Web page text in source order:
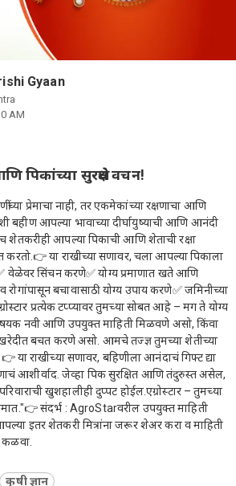
Gyaan
AM
पिकांच्या सुरक्षेचं वचन!
प्रेमाचा नाही, तर एकमेकांच्या रक्षणाचा आणि
आपल्या भावाच्या दीर्घायुष्याची आणि आनंदी
शेतकरीही आपल्या पिकाची आणि शेताची रक्षा
करतो.👉 या राखीच्या सणावर, चला आपल्या पिकाला
वेळेवर सिंचन करणे✅ योग्य प्रमाणात खते आणि
बचावासाठी योग्य उपाय करणे✅ जमिनीच्या
प्रत्येक टप्प्यावर तुमच्या सोबत आहे – मग ते योग्य
नवी आणि उपयुक्त माहिती मिळवणे असो, किंवा
बचत करणे असो. आमचे तज्ज्ञ तुमच्या शेतीच्या
या राखीच्या सणावर, बहिणीला आनंदाचं गिफ्ट द्या
आशीर्वाद. जेव्हा पिक सुरक्षित आणि तंदुरुस्त असेल,
खुशहालीही दुप्पट होईल.एग्रोस्टार – तुमच्या
संदर्भ : AgroStarवरील उपयुक्त माहिती
इतर शेतकरी मित्रांना जरूर शेअर करा व माहिती
कृषी ज्ञान